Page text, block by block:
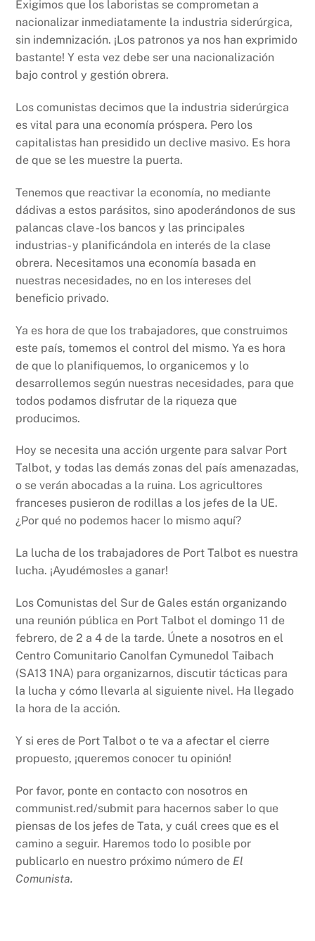
Exigimos que los laboristas se comprometan a
nacionalizar inmediatamente la industria siderúrgica,
sin indemnización. ¡Los patronos ya nos han exprimido
bastante! Y esta vez debe ser una nacionalización
bajo control y gestión obrera.
Los comunistas decimos que la industria siderúrgica
es vital para una economía próspera. Pero los
capitalistas han presidido un declive masivo. Es hora
de que se les muestre la puerta.
Tenemos que reactivar la economía, no mediante
dádivas a estos parásitos, sino apoderándonos de sus
palancas clave -los bancos y las principales
industrias- y planificándola en interés de la clase
obrera. Necesitamos una economía basada en
nuestras necesidades, no en los intereses del
beneficio privado.
Ya es hora de que los trabajadores, que construimos
este país, tomemos el control del mismo. Ya es hora
de que lo planifiquemos, lo organicemos y lo
desarrollemos según nuestras necesidades, para que
todos podamos disfrutar de la riqueza que
producimos.
Hoy se necesita una acción urgente para salvar Port
Talbot, y todas las demás zonas del país amenazadas,
o se verán abocadas a la ruina. Los agricultores
franceses pusieron de rodillas a los jefes de la UE.
¿Por qué no podemos hacer lo mismo aquí?
La lucha de los trabajadores de Port Talbot es nuestra
lucha. ¡Ayudémosles a ganar!
Los Comunistas del Sur de Gales están organizando
una reunión pública en Port Talbot el domingo 11 de
febrero, de 2 a 4 de la tarde. Únete a nosotros en el
Centro Comunitario Canolfan Cymunedol Taibach
(SA13 1NA) para organizarnos, discutir tácticas para
la lucha y cómo llevarla al siguiente nivel. Ha llegado
la hora de la acción.
Y si eres de Port Talbot o te va a afectar el cierre
propuesto, ¡queremos conocer tu opinión!
Por favor, ponte en contacto con nosotros en
communist.red/submit para hacernos saber lo que
piensas de los jefes de Tata, y cuál crees que es el
camino a seguir. Haremos todo lo posible por
publicarlo en nuestro próximo número de El
Comunista.